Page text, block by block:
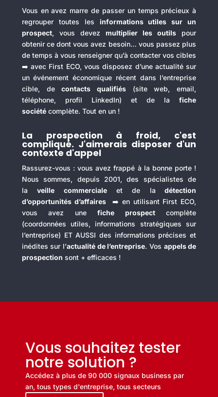
Vous en avez marre de passer un temps précieux à
regrouper toutes les informations utiles sur un
prospect, vous devez multiplier les outils pour
obtenir ce dont vous avez besoin… vous passez plus
de temps à vous renseigner qu’à contacter vos cibles
➡️ avec First ECO, vous disposez d’une actualité sur
un événement économique récent dans l’entreprise
cible, decontacts qualifiés (site web, email,
téléphone, profil LinkedIn) et de lafiche
sociétécomplète. Tout en un !
La prospection à froid, c'est
compliqué. J'aimerais disposer d'un
contexte d'appel
Rassurez-vous : vous avez frappé à la bonne porte !
Nous sommes, depuis 2001, des spécialistes de
laveille commercialeet de la détection
d’opportunités d’affaires➡️ en utilisant First ECO,
vous avez unefiche prospectcomplète
(coordonnées utiles, informations stratégiques sur
l’entreprise) ET AUSSI des informations précises et
inédites sur l’actualité de l’entreprise. Vos appels de
prospection sont + efficaces !
Vous souhaitez tester
notre solution ?
Accédez à plus de 90 000 signaux business par
an, tous types d'entreprise, tous secteurs